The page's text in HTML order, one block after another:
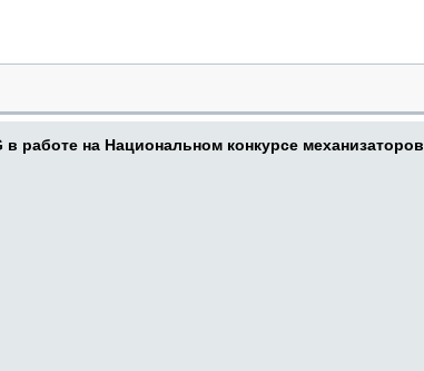
работе на Национальном конкурсе механизаторов